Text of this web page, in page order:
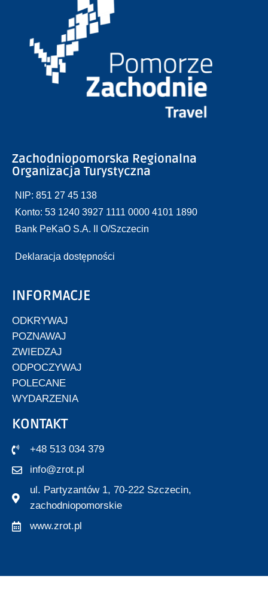
Zachodniopomorska Regionalna
Organizacja Turystyczna
NIP: 851 27 45 138
Konto: 53 1240 3927 1111 0000 4101 1890
Bank PeKaO S.A. II O/Szczecin
Deklaracja dostępności
INFORMACJE
ODKRYWAJ
POZNAWAJ
ZWIEDZAJ
ODPOCZYWAJ
POLECANE
WYDARZENIA
KONTAKT
+48 513 034 379
info@zrot.pl
ul. Partyzantów 1, 70-222 Szczecin,
zachodniopomorskie
www.zrot.pl